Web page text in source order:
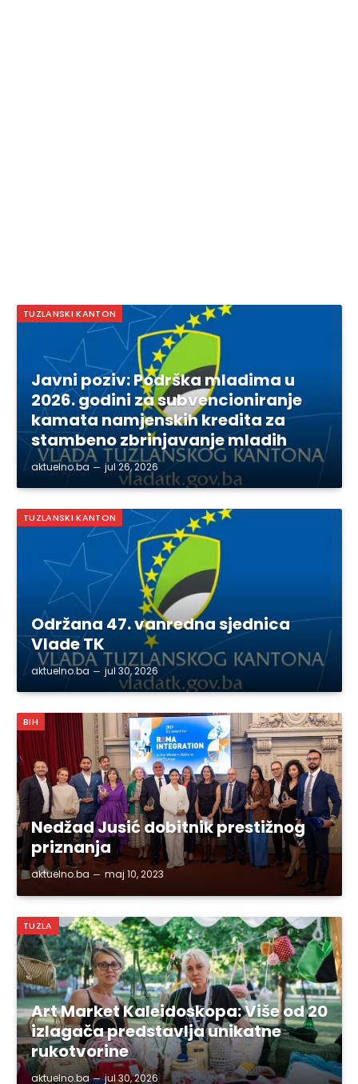
TUZLANSKI KANTON
Javni poziv: Podrška mladima u
2026. godini za subvencioniranje
kamata namjenskih kredita za
stambeno zbrinjavanje mladih
aktuelno.ba jul 26, 2026
TUZLANSKI KANTON
Održana 47. vanredna sjednica
Vlade TK
aktuelno.ba jul 30, 2026
BIH
Nedžad Jusić dobitnik prestižnog
priznanja
aktuelno.ba maj 10, 2023
TUZLA
Art Market Kaleidoskopa: Više od 20
izlagača predstavlja unikatne
rukotvorine
aktuelno.ba jul 30, 2026